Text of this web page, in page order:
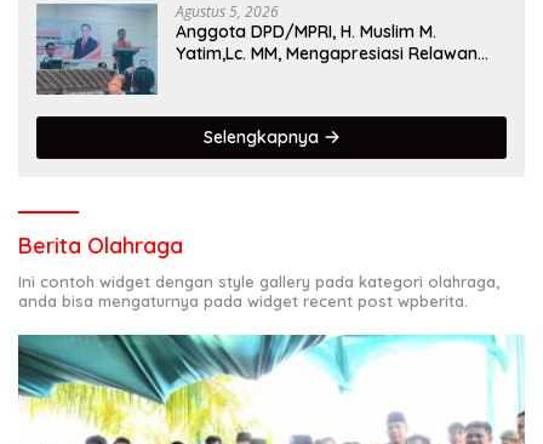
Agustus 5, 2026
Anggota DPD/MPRI, H. Muslim M.
Yatim,Lc. MM, Mengapresiasi Relawan
Selengkapnya
Berita Olahraga
Ini contoh widget dengan style gallery pada kategori olahraga,
anda bisa mengaturnya pada widget recent post wpberita.